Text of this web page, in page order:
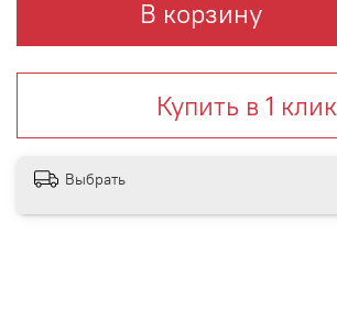
В корзину
Купить в 1 клик
Выбрать